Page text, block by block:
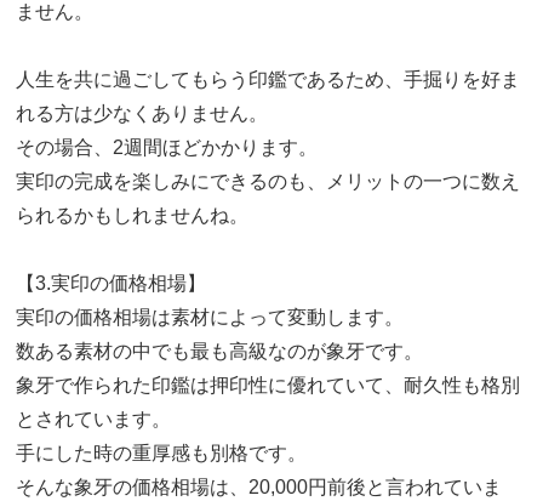
ません。
人生を共に過ごしてもらう印鑑であるため、手掘りを好ま
れる方は少なくありません。
その場合、2週間ほどかかります。
実印の完成を楽しみにできるのも、メリットの一つに数え
られるかもしれませんね。
【3.実印の価格相場】
実印の価格相場は素材によって変動します。
数ある素材の中でも最も高級なのが象牙です。
象牙で作られた印鑑は押印性に優れていて、耐久性も格別
とされています。
手にした時の重厚感も別格です。
そんな象牙の価格相場は、20,000円前後と言われていま